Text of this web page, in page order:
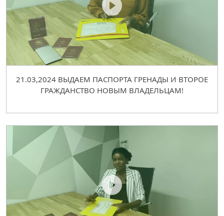
21.03,2024 ВЫДАЕМ ПАСПОРТА ГРЕНАДЫ И ВТОРОЕ
ГРАЖДАНСТВО НОВЫМ ВЛАДЕЛЬЦАМ!